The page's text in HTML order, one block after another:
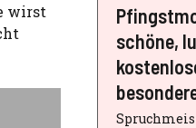
wirst
schöne,